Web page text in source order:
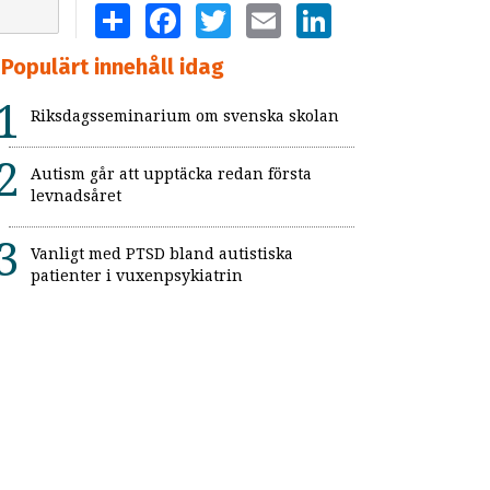
SHARE FACEBOOKTWITTEREMAIL LINKEDIN
Populärt innehåll idag
Riksdagsseminarium om svenska skolan
Autism går att upptäcka redan första
levnadsåret
Vanligt med PTSD bland autistiska
patienter i vuxenpsykiatrin